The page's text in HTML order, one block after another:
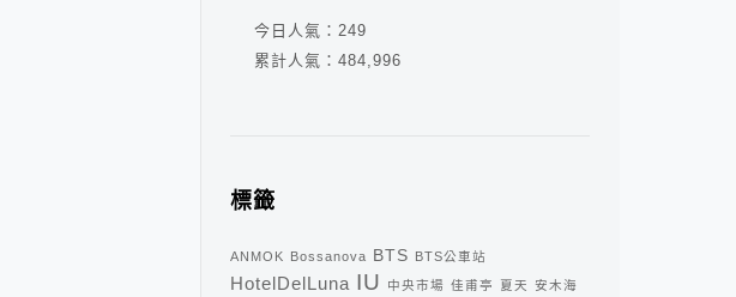
今日人氣： 249
累計人氣： 484,996
標籤
ANMOK Bossanova BTS BTS公車站
HotelDelLuna IU 中央市場 佳甫亭 夏天 安木海